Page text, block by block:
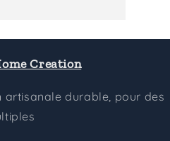
Creation
artisanale durable, pour des